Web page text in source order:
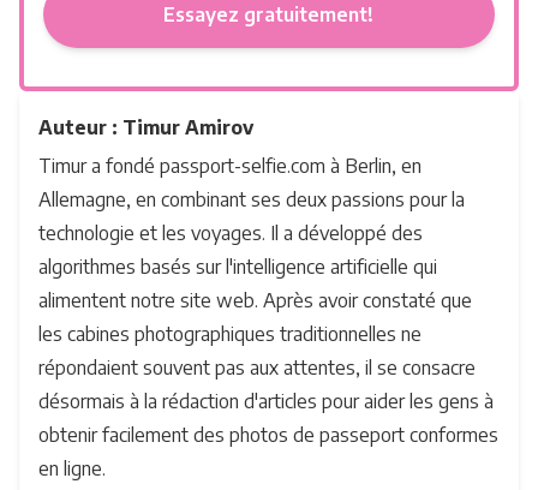
Essayez gratuitement!
Auteur : Timur Amirov
Timur a fondé passport-selfie.com à Berlin, en
Allemagne, en combinant ses deux passions pour la
technologie et les voyages. Il a développé des
algorithmes basés sur l'intelligence artificielle qui
alimentent notre site web. Après avoir constaté que
les cabines photographiques traditionnelles ne
répondaient souvent pas aux attentes, il se consacre
désormais à la rédaction d'articles pour aider les gens à
obtenir facilement des photos de passeport conformes
en ligne.